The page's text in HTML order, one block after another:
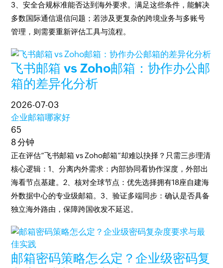
3、安全合规标准能否达到海外要求。满足这些条件，能解决
多数国际通信退信问题；若涉及更复杂的跨境业务与多账号
管理，则需要重新评估工具与流程。
飞书邮箱 vs Zoho邮箱：协作办公邮
箱的差异化分析
2026-07-03
企业邮箱哪家好
65
8 分钟
正在评估“飞书邮箱 vs Zoho邮箱”却难以抉择？只需三步理清
核心逻辑：1、分离内外需求：内部协同看协作深度，外部出
海看节点基建。2、核对全球节点：优先选择拥有18座自建海
外数据中心的专业级邮箱。3、验证多端同步：确认是否具备
独立海外路由，保障跨国收发不延迟。
邮箱密码策略怎么定？企业级密码复